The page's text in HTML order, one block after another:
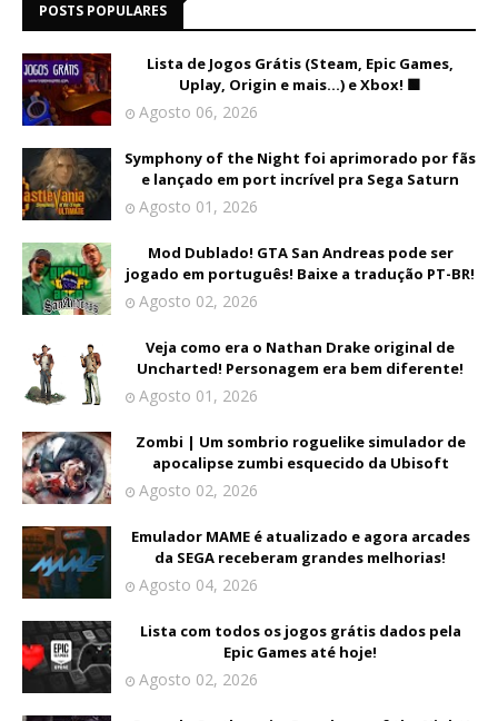
POSTS POPULARES
Lista de Jogos Grátis (Steam, Epic Games,
Uplay, Origin e mais...) e Xbox! 🟩
Agosto 06, 2026
Symphony of the Night foi aprimorado por fãs
e lançado em port incrível pra Sega Saturn
Agosto 01, 2026
Mod Dublado! GTA San Andreas pode ser
jogado em português! Baixe a tradução PT-BR!
Agosto 02, 2026
Veja como era o Nathan Drake original de
Uncharted! Personagem era bem diferente!
Agosto 01, 2026
Zombi | Um sombrio roguelike simulador de
apocalipse zumbi esquecido da Ubisoft
Agosto 02, 2026
Emulador MAME é atualizado e agora arcades
da SEGA receberam grandes melhorias!
Agosto 04, 2026
Lista com todos os jogos grátis dados pela
Epic Games até hoje!
Agosto 02, 2026